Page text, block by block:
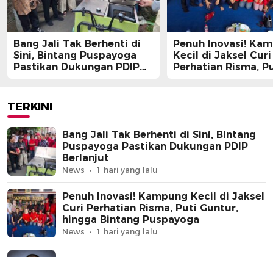
Bang Jali Tak Berhenti di
Sini, Bintang Puspayoga
Pastikan Dukungan PDIP
Penuh Inovasi!
Kecil di Jaksel Curi
Perhatian Risma,
TERKINI
Bang Jali Tak Berhenti di Sini, Bintang
Puspayoga Pastikan Dukungan PDIP
Berlanjut
News 1 hari yang lalu
Penuh Inovasi! Kampung Kecil di Jaksel
Curi Perhatian Risma, Puti Guntur,
hingga Bintang Puspayoga
News 1 hari yang lalu